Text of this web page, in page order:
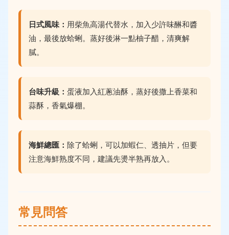
日式風味： 用柴魚高湯代替水，加入少許味醂和醬
油，最後放蛤蜊。蒸好後淋一點柚子醋，清爽解
膩。
台味升級： 蛋液加入紅蔥油酥，蒸好後撒上香菜和
蒜酥，香氣爆棚。
海鮮總匯： 除了蛤蜊，可以加蝦仁、透抽片，但要
注意海鮮熟度不同，建議先燙半熟再放入。
常見問答